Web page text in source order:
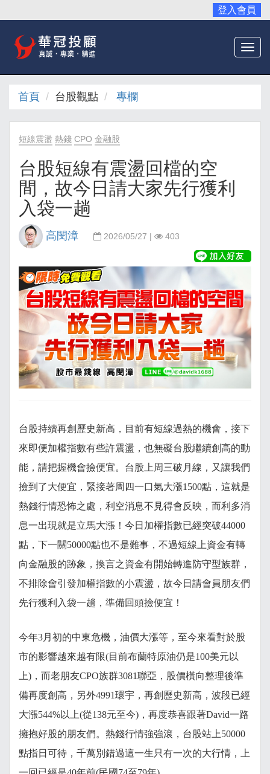
登入會員
首頁 台股觀點 專欄
短線震盪 熱錢 CPO 金融股
台股短線有震盪回檔的空
間，故今日請大家先行獲利
入袋一趟
高閔漳 2026/05/27 | 403
台股持續再創歷史新高，目前有短線過熱的機會，接下
來即便加權指數有些許震盪，也無礙台股繼續創高的動
能，請把握機會撿便宜。台股上周三破月線，又讓我們
撿到了大便宜，緊接著周四一口氣大漲1500點，這就是
熱錢行情恐怖之處，利空消息不見得會反映，而利多消
息一出現就是立馬大漲！今日加權指數已經突破44000
點，下一關50000點也不是難事，不過短線上資金有轉
向金融股的跡象，換言之資金有開始轉進防守型族群，
不排除會引發加權指數的小震盪，故今日請會員朋友們
先行獲利入袋一趟，準備回頭撿便宜！
今年3月初的中東危機，油價大漲等，至今來看對於股
市的影響越來越有限(目前布蘭特原油仍是100美元以
上)，而老朋友CPO族群3081聯亞，股價橫向整理後準
備再度創高，另外4991環宇，再創歷史新高，波段已經
大漲544%以上(從138元至今)，再度恭喜跟著David一路
擁抱好股的朋友們。熱錢行情強強滾，台股站上50000
點指日可待，千萬別錯過這一生只有一次的大行情，上